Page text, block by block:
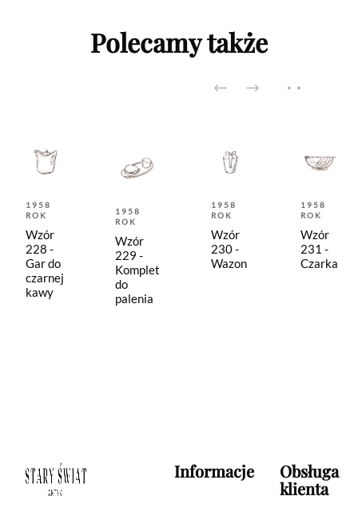
Polecamy także
1958
ROK
Wzór
228 -
Gar do
czarnej
kawy
1958
ROK
Wzór
229 -
Komplet
do
palenia
1958
ROK
Wzór
230 -
Wazon
1958
ROK
Wzór
231 -
Czarka
Informacje
Obsługa
klienta